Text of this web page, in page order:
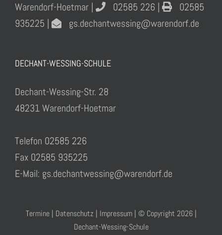
Warendorf-Hoetmar |
02585 226 |
02585
935225 |
gs.dechantwessing@warendorf.de
DECHANT-WESSING-SCHULE
Dechant-Wessing-Str. 28
48231 Warendorf-Hoetmar
Telefon 02585 226
Fax 02585 935225
E-Mail: gs.dechantwessing@warendorf.de
Termine| Datenschutz | Impressum| © Copyright 2026 |
Dechant-Wessing-Schule